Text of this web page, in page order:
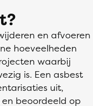
en afvoeren
hoeveelheden
waarbij
is. Een asbest
uit,
beoordeeld op